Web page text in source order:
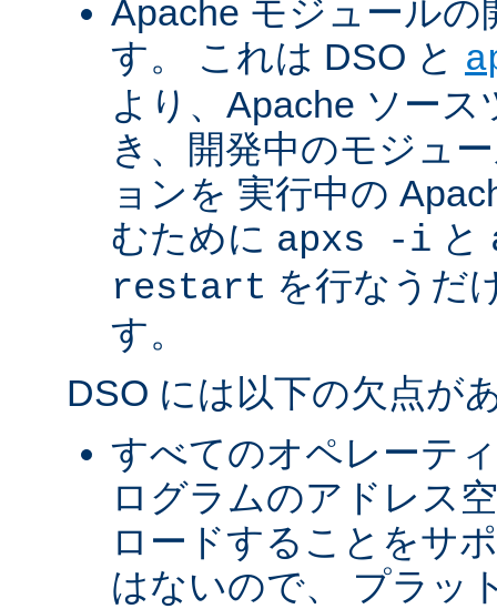
Apache モジュール
す。 これは DSO と
より、Apache ソー
き、開発中のモジュ
ョンを 実行中の
むために apxs -i と
restart を行なうだ
す。
DSO には以下の欠点が
すべてのオペレーテ
ログラムのアドレス
ロードすることをサ
はないので、 プラッ